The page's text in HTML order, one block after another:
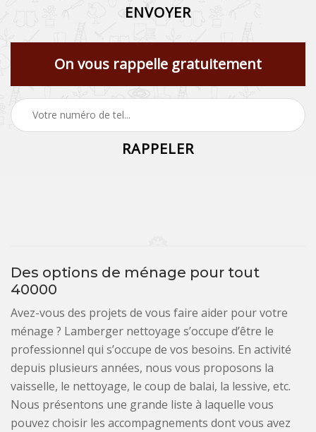
On vous rappelle gratuitement
Des options de ménage pour tout
40000
Avez-vous des projets de vous faire aider pour votre
ménage ? Lamberger nettoyage s’occupe d’être le
professionnel qui s’occupe de vos besoins. En activité
depuis plusieurs années, nous vous proposons la
vaisselle, le nettoyage, le coup de balai, la lessive, etc.
Nous présentons une grande liste à laquelle vous
pouvez choisir les accompagnements dont vous avez